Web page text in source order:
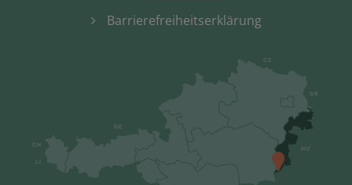
Barrierefreiheitserklärung